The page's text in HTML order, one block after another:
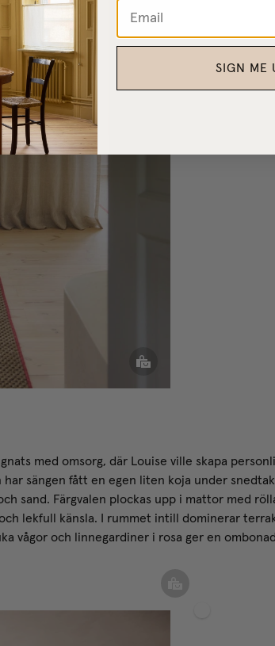
med omsorg, där Louise ville skapa
har sängen fått en egen liten koja under
sand. Färgvalen plockas upp i mattor med
lekfull känsla. I rummet intill dominerar
vågor och linnegardiner i rosa ger en
SIGN ME